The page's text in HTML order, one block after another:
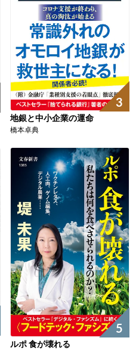
3
地銀と中小企業の運命
橋本卓典
5
ルポ 食が壊れる